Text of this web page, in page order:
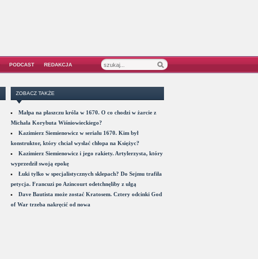
PODCAST REDAKCJA
ZOBACZ TAKŻE
Małpa na płaszczu króla w 1670. O co chodzi w żarcie z
Michała Korybuta Wiśniowieckiego?
Kazimierz Siemienowicz w serialu 1670. Kim był
konstruktor, który chciał wysłać chłopa na Księżyc?
Kazimierz Siemienowicz i jego rakiety. Artylerzysta, który
wyprzedził swoją epokę
Łuki tylko w specjalistycznych sklepach? Do Sejmu trafiła
petycja. Francuzi po Azincourt odetchnęliby z ulgą
Dave Bautista może zostać Kratosem. Cztery odcinki God
of War trzeba nakręcić od nowa